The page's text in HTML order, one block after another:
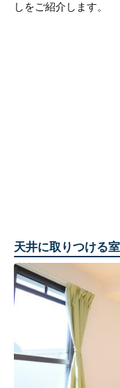
しをご紹介します。
天井に取りつける